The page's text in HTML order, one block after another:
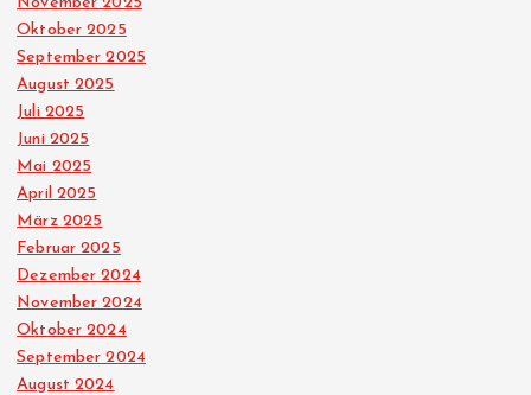
Oktober 2025
September 2025
August 2025
Juli 2025
Juni 2025
Mai 2025
April 2025
März 2025
Februar 2025
Dezember 2024
November 2024
Oktober 2024
September 2024
August 2024